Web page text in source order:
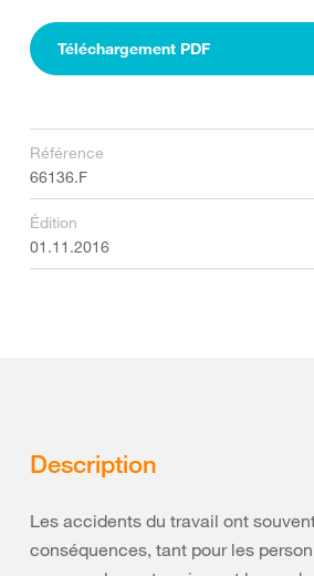
Téléchargement PDF
Référence
66136.F
Édition
01.11.2016
Description
Les accidents du travail ont
conséquences, tant pour les